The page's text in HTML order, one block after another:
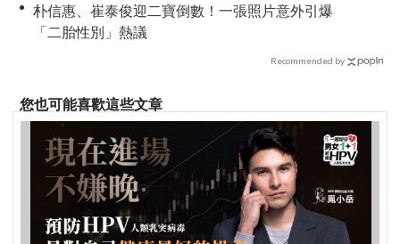
朴信惠、崔泰俊迎二寶倒數！一張照片意外引爆
「二胎性別」熱議
Recommended by
您也可能喜歡這些文章